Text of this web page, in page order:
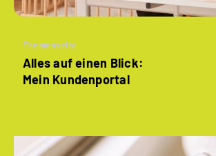
Themenseite
Alles auf einen Blick:
Mein Kundenportal